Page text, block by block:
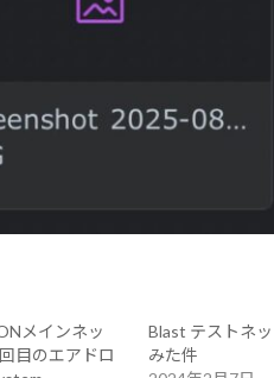
メインネッ
目のエアドロ
Blast テストネ
みた件